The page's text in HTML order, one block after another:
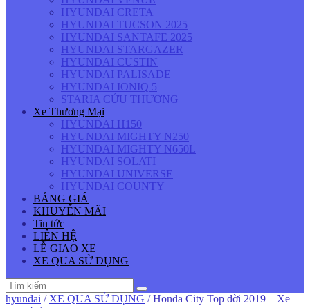
HYUNDAI CRETA
HYUNDAI TUCSON 2025
HYUNDAI SANTAFE 2025
HYUNDAI STARGAZER
HYUNDAI CUSTIN
HYUNDAI PALISADE
HYUNDAI IONIQ 5
STARIA CỨU THƯƠNG
Xe Thương Mại
HYUNDAI H150
HYUNDAI MIGHTY N250
HYUNDAI MIGHTY N650L
HYUNDAI SOLATI
HYUNDAI UNIVERSE
HYUNDAI COUNTY
BẢNG GIÁ
KHUYẾN MÃI
Tin tức
LIÊN HỆ
LỄ GIAO XE
XE QUA SỬ DỤNG
hyundai / XE QUA SỬ DỤNG /Honda City Top đời 2019 – Xe